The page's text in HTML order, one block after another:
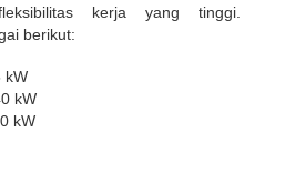
kerja yang tinggi.
berikut:
kW
kW
kW